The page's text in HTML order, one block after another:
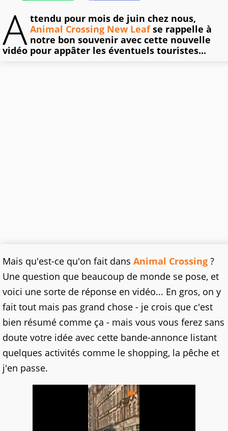
A ttendu pour mois de juin chez nous,
Animal Crossing New Leafse rappelle à
notre bon souvenir avec cette nouvelle
vidéo pour appâter les éventuels touristes...
Mais qu'est-ce qu'on fait dans Animal Crossing ?
Une question que beaucoup de monde se pose, et
voici une sorte de réponse en vidéo... En gros, on y
fait tout mais pas grand chose - je crois que c'est
bien résumé comme ça - mais vous vous ferez sans
doute votre idée avec cette bande-annonce listant
quelques activités comme le shopping, la pêche et
j'en passe.